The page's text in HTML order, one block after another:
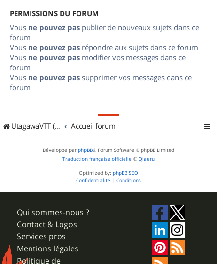
PERMISSIONS DU FORUM
Vous ne pouvez pas publier de nouveaux sujets dans ce
forum
Vous ne pouvez pas répondre aux sujets dans ce forum
Vous ne pouvez pas modifier vos messages dans ce
forum
Vous ne pouvez pas supprimer vos messages dans ce
forum
UtagawaVTT (Randos VTT et VTTAE avec traces GPS) Accueil forum
Développé par phpBB® Forum Software © phpBB Limited
Traduction française officielle © Qiaeru
Optimized by: phpBB SEO
Confidentialité | Conditions
Qui sommes-nous ?
Contact & Logos
Services pros
Mentions légales
Politique de